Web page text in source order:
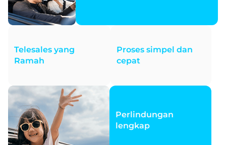
Telesales yang
Ramah
Proses simpel dan
cepat
Perlindungan
lengkap